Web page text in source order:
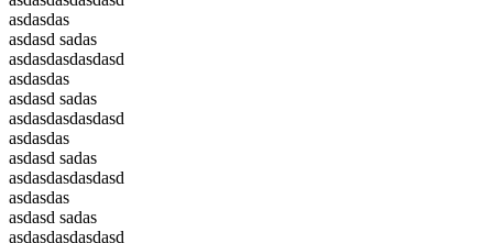
asdasdas
asdasd sadas
asdasdasdasdasd
asdasdas
asdasd sadas
asdasdasdasdasd
asdasdas
asdasd sadas
asdasdasdasdasd
asdasdas
asdasd sadas
asdasdasdasdasd